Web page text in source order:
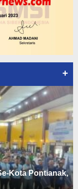
+
Kota Pontianak,